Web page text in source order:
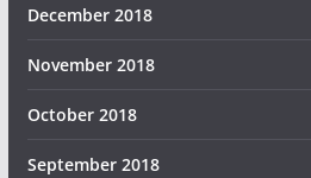
December 2018
November 2018
October 2018
September 2018